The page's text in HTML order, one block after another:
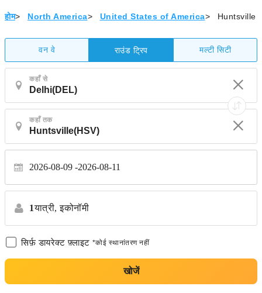
होम> North America> United States of America> Huntsville
वन वे राउंड ट्रिप मल्टी सिटी
कहाँ से
कहाँ तक
2026-08-09 2026-08-11
1यात्री, इकोनॉमी
सिर्फ़ डायरेक्ट फ़्लाइट *कोई स्थानांतरण नहीं
खोजें